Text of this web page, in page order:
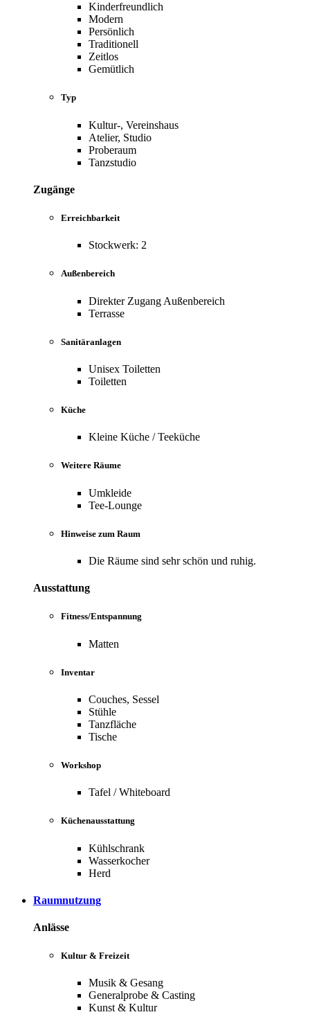
Kinderfreundlich
Modern
Persönlich
Traditionell
Zeitlos
Gemütlich
Typ
Kultur-, Vereinshaus
Atelier, Studio
Proberaum
Tanzstudio
Zugänge
Erreichbarkeit
Stockwerk: 2
Außenbereich
Direkter Zugang Außenbereich
Terrasse
Sanitäranlagen
Unisex Toiletten
Toiletten
Küche
Kleine Küche / Teeküche
Weitere Räume
Umkleide
Tee-Lounge
Hinweise zum Raum
Die Räume sind sehr schön und ruhig.
Ausstattung
Fitness/Entspannung
Matten
Inventar
Couches, Sessel
Stühle
Tanzfläche
Tische
Workshop
Tafel / Whiteboard
Küchenausstattung
Kühlschrank
Wasserkocher
Herd
Raumnutzung
Anlässe
Kultur & Freizeit
Musik & Gesang
Generalprobe & Casting
Kunst & Kultur